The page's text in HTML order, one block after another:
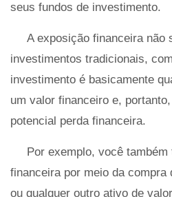
seus fundos de investimento.
A exposição financeira não
investimentos tradicionais,
investimento é basicamente
um valor financeiro e,
potencial perda financeira.
Por exemplo, você
financeira por meio da compra
ou qualquer outro ativo de